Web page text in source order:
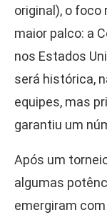
original), o foco
maior palco: a
nos Estados
será histórica,
equipes, mas
garantiu um
Após um
algumas
emergiram